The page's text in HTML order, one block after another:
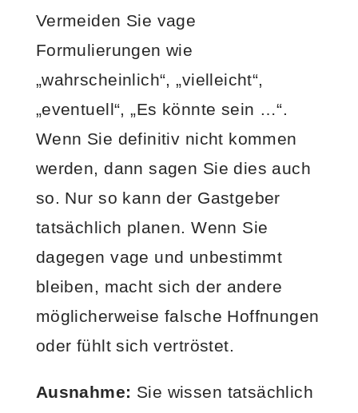
Vermeiden Sie vage
Formulierungen wie
„wahrscheinlich“, „vielleicht“,
„eventuell“, „Es könnte sein …“.
Wenn Sie definitiv nicht kommen
werden, dann sagen Sie dies auch
so. Nur so kann der Gastgeber
tatsächlich planen. Wenn Sie
dagegen vage und unbestimmt
bleiben, macht sich der andere
möglicherweise falsche Hoffnungen
oder fühlt sich vertröstet.
Ausnahme: Sie wissen tatsächlich